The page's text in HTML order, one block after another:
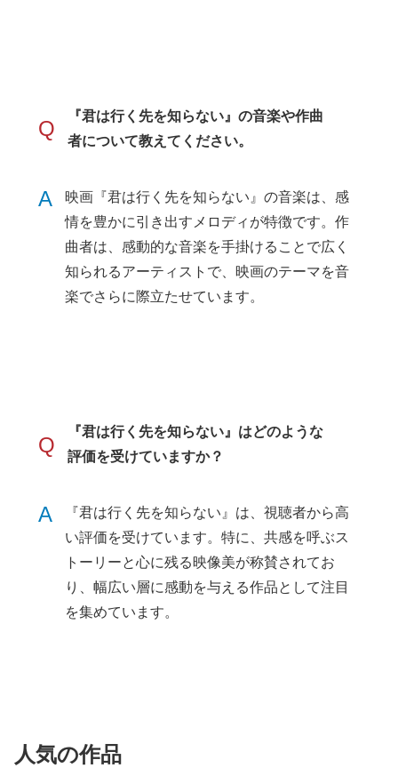
Q
『君は行く先を知らない』の音楽や作曲
者について教えてください。
A
映画『君は行く先を知らない』の音楽は、感
情を豊かに引き出すメロディが特徴です。作
曲者は、感動的な音楽を手掛けることで広く
知られるアーティストで、映画のテーマを音
楽でさらに際立たせています。
Q
『君は行く先を知らない』はどのような
評価を受けていますか？
A
『君は行く先を知らない』は、視聴者から高
い評価を受けています。特に、共感を呼ぶス
トーリーと心に残る映像美が称賛されてお
り、幅広い層に感動を与える作品として注目
を集めています。
人気の作品